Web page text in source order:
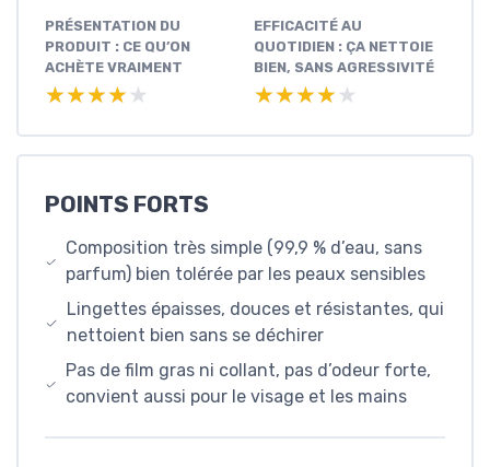
PRÉSENTATION DU
PRODUIT : CE QU’ON
ACHÈTE VRAIMENT
★★★★★
★★★★★
EFFICACITÉ AU
QUOTIDIEN : ÇA NETTOIE
BIEN, SANS AGRESSIVITÉ
★★★★★
★★★★★
POINTS FORTS
Composition très simple (99,9 % d’eau, sans
parfum) bien tolérée par les peaux sensibles
Lingettes épaisses, douces et résistantes, qui
nettoient bien sans se déchirer
Pas de film gras ni collant, pas d’odeur forte,
convient aussi pour le visage et les mains